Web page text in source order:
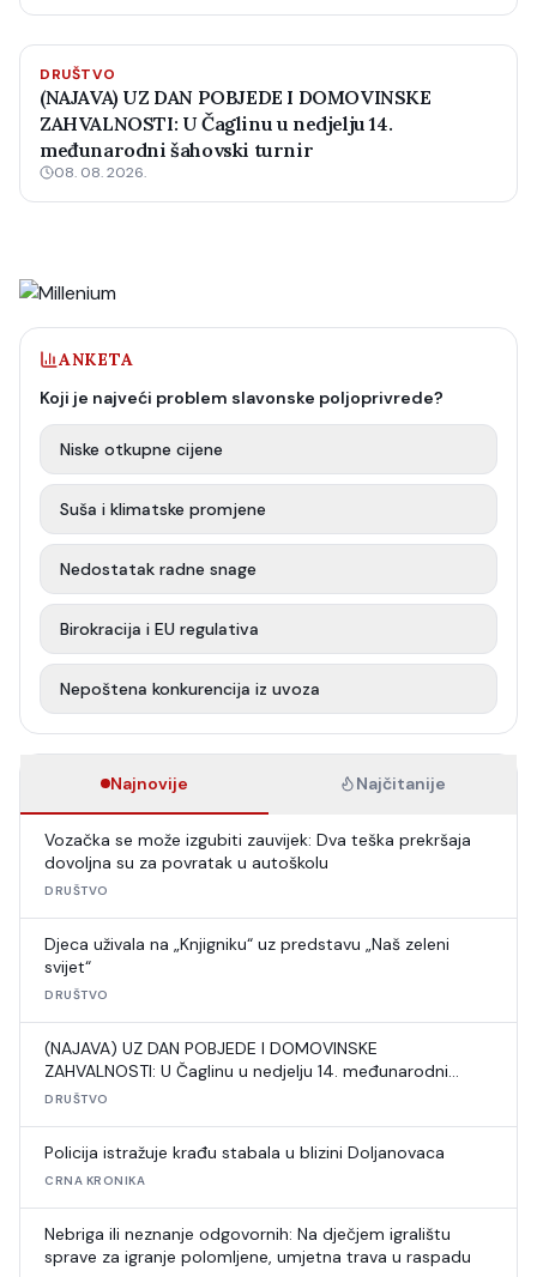
DRUŠTVO
(NAJAVA) UZ DAN POBJEDE I DOMOVINSKE
ZAHVALNOSTI: U Čaglinu u nedjelju 14.
međunarodni šahovski turnir
08. 08. 2026.
ANKETA
Koji je najveći problem slavonske poljoprivrede?
Niske otkupne cijene
Suša i klimatske promjene
Nedostatak radne snage
Birokracija i EU regulativa
Nepoštena konkurencija iz uvoza
Najnovije Najčitanije
Vozačka se može izgubiti zauvijek: Dva teška prekršaja
dovoljna su za povratak u autoškolu
DRUŠTVO
Djeca uživala na „Knjigniku“ uz predstavu „Naš zeleni
svijet“
DRUŠTVO
(NAJAVA) UZ DAN POBJEDE I DOMOVINSKE
ZAHVALNOSTI: U Čaglinu u nedjelju 14. međunarodni
šahovski turnir
DRUŠTVO
Policija istražuje krađu stabala u blizini Doljanovaca
CRNA KRONIKA
Nebriga ili neznanje odgovornih: Na dječjem igralištu
sprave za igranje polomljene, umjetna trava u raspadu